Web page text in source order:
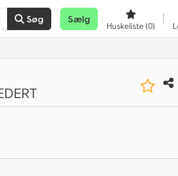
Søg Sælg
Huskeliste(0)